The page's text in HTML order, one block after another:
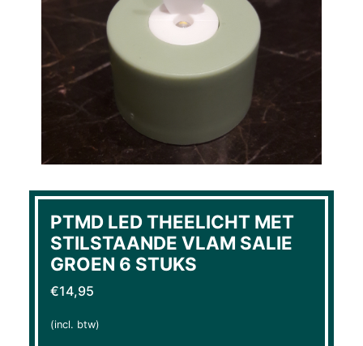
PTMD LED THEELICHT MET
STILSTAANDE VLAM SALIE
GROEN 6 STUKS
€14,95
(incl. btw)